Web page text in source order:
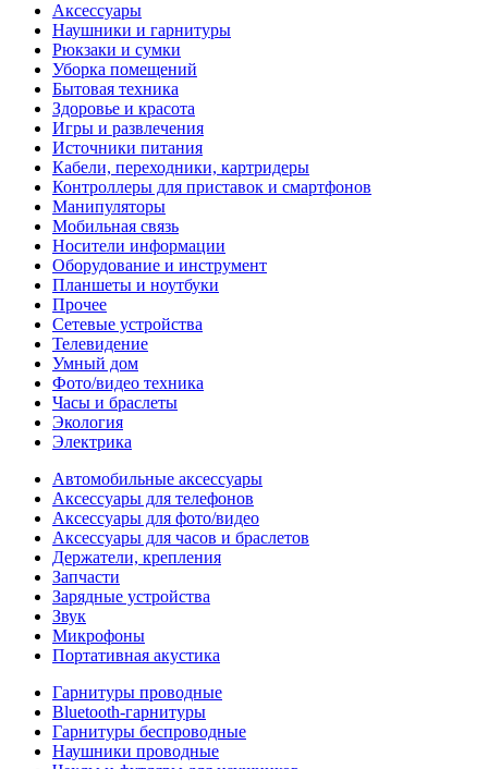
Аксессуары
Наушники и гарнитуры
Рюкзаки и сумки
Уборка помещений
Бытовая техника
Здоровье и красота
Игры и развлечения
Источники питания
Кабели, переходники, картридеры
Контроллеры для приставок и смартфонов
Манипуляторы
Мобильная связь
Носители информации
Оборудование и инструмент
Планшеты и ноутбуки
Прочее
Сетевые устройства
Телевидение
Умный дом
Фото/видео техника
Часы и браслеты
Экология
Электрика
Автомобильные аксессуары
Аксессуары для телефонов
Аксессуары для фото/видео
Аксессуары для часов и браслетов
Держатели, крепления
Запчасти
Зарядные устройства
Звук
Микрофоны
Портативная акустика
Гарнитуры проводные
Bluetooth-гарнитуры
Гарнитуры беспроводные
Наушники проводные